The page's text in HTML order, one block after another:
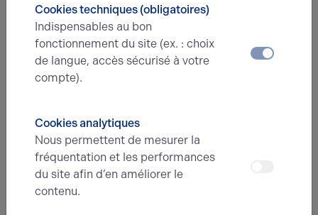
N° de téléphone*
Type d'offre
Message
Cookies techniques (obligatoires)
Indispensables au bon
fonctionnement du site (ex. : choix
de langue, accès sécurisé à votre
compte).
Cookies analytiques
Nous permettent de mesurer la
fréquentation et les performances
du site afin d’en améliorer le
contenu.